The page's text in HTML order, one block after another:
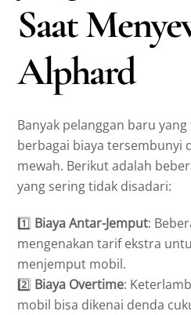
Saat
Alphard
Banyak pelanggan baru
berbagai biaya tersembunyi
mewah. Berikut adalah
yang sering tidak disadari:
1️⃣ Biaya Antar-Jemput:
mengenakan tarif ekstra
menjemput mobil.
2️⃣ Biaya Overtime:
mobil bisa dikenai denda